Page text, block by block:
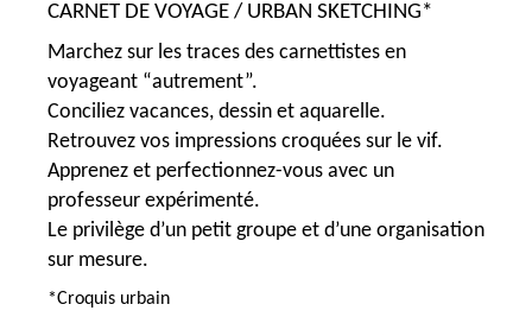
CARNET DE VOYAGE / URBAN SKETCHING*
Marchez sur les traces des carnettistes en
voyageant “autrement”.
Conciliez vacances, dessin et aquarelle.
Retrouvez vos impressions croquées sur le vif.
Apprenez et perfectionnez-vous avec un
professeur expérimenté.
Le privilège d’un petit groupe et d’une organisation
sur mesure.
*Croquis urbain